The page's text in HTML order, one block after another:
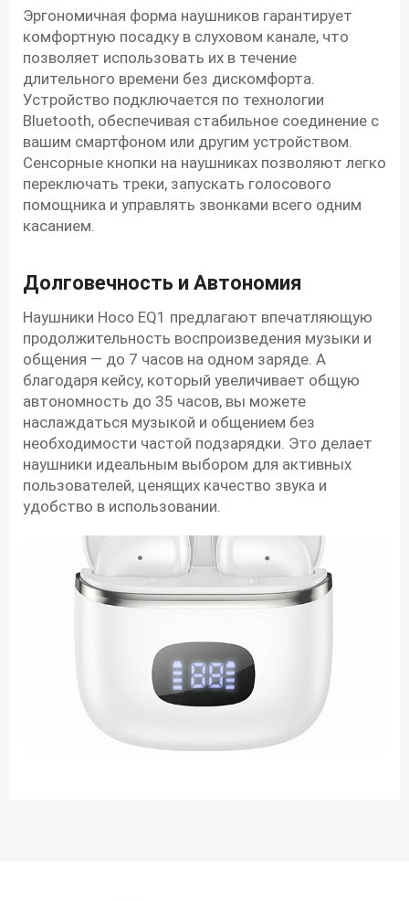
Эргономичная форма наушников гарантирует
комфортную посадку в слуховом канале, что
позволяет использовать их в течение
длительного времени без дискомфорта.
Устройство подключается по технологии
Bluetooth, обеспечивая стабильное соединение с
вашим смартфоном или другим устройством.
Сенсорные кнопки на наушниках позволяют легко
переключать треки, запускать голосового
помощника и управлять звонками всего одним
касанием.
Долговечность и Автономия
Наушники Hoco EQ1 предлагают впечатляющую
продолжительность воспроизведения музыки и
общения — до 7 часов на одном заряде. А
благодаря кейсу, который увеличивает общую
автономность до 35 часов, вы можете
наслаждаться музыкой и общением без
необходимости частой подзарядки. Это делает
наушники идеальным выбором для активных
пользователей, ценящих качество звука и
удобство в использовании.